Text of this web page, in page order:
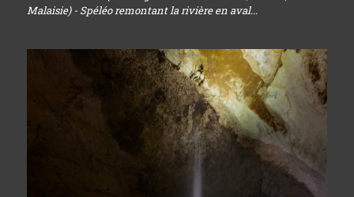
Malaisie) - Spéléo remontant la rivière en aval...